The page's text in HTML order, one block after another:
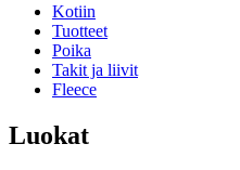
Kotiin
Tuotteet
Poika
Takit ja liivit
Fleece
Luokat